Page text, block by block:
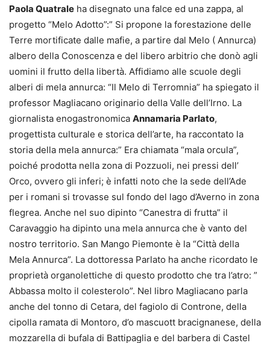
Paola Quatrale ha disegnato una falce ed una zappa, al
progetto “Melo Adotto”:” Si propone la forestazione delle
Terre mortificate dalle mafie, a partire dal Melo ( Annurca)
albero della Conoscenza e del libero arbitrio che donò agli
uomini il frutto della libertà. Affidiamo alle scuole degli
alberi di mela annurca: “Il Melo di Terromnia” ha spiegato il
professor Magliacano originario della Valle dell’Irno. La
giornalista enogastronomica Annamaria Parlato,
progettista culturale e storica dell’arte, ha raccontato la
storia della mela annurca:” Era chiamata “mala orcula”,
poiché prodotta nella zona di Pozzuoli, nei pressi dell’
Orco, ovvero gli inferi; è infatti noto che la sede dell’Ade
per i romani si trovasse sul fondo del lago d’Averno in zona
flegrea. Anche nel suo dipinto “Canestra di frutta” il
Caravaggio ha dipinto una mela annurca che è vanto del
nostro territorio. San Mango Piemonte è la “Città della
Mela Annurca”. La dottoressa Parlato ha anche ricordato le
proprietà organolettiche di questo prodotto che tra l’atro: ”
Abbassa molto il colesterolo”. Nel libro Magliacano parla
anche del tonno di Cetara, del fagiolo di Controne, della
cipolla ramata di Montoro, d’o mascuott bracignanese, della
mozzarella di bufala di Battipaglia e del barbera di Castel